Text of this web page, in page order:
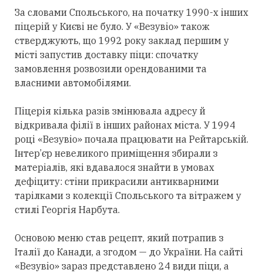
За словами Спольського, на початку 1990-х інших
піцерій у Києві не було. У «Везувіо» також
стверджують, що 1992 року заклад першим у
місті запустив доставку піци: спочатку
замовлення розвозили орендованими та
власними автомобілями.
Піцерія кілька разів змінювала адресу й
відкривала філії в інших районах міста. У 1994
році «Везувіо» почала працювати на Рейтарській.
Інтер’єр невеликого приміщення збирали з
матеріалів, які вдавалося знайти в умовах
дефіциту: стіни прикрасили антикварними
тарілками з колекції Спольського та вітражем у
стилі Георгія Нарбута.
Основою меню став рецепт, який потрапив з
Італії до Канади, а згодом — до України. На сайті
«Везувіо» зараз представлено 24 види піци, а